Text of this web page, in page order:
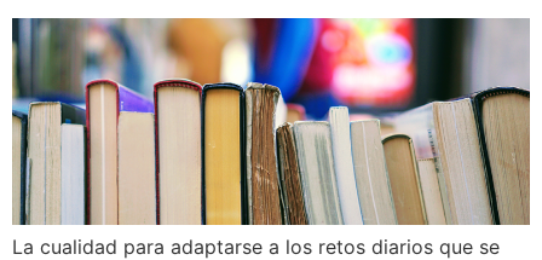
La cualidad para adaptarse a los retos diarios que se